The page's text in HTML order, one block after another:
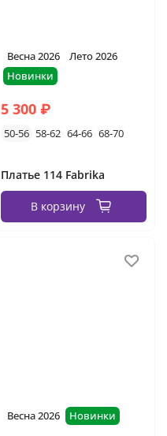
Весна 2026
Лето 2026
Новинки
5 300 ₽
50-56 58-62 64-66 68-70
Платье 114 Fabrika
В корзину
Весна 2026 Новинки